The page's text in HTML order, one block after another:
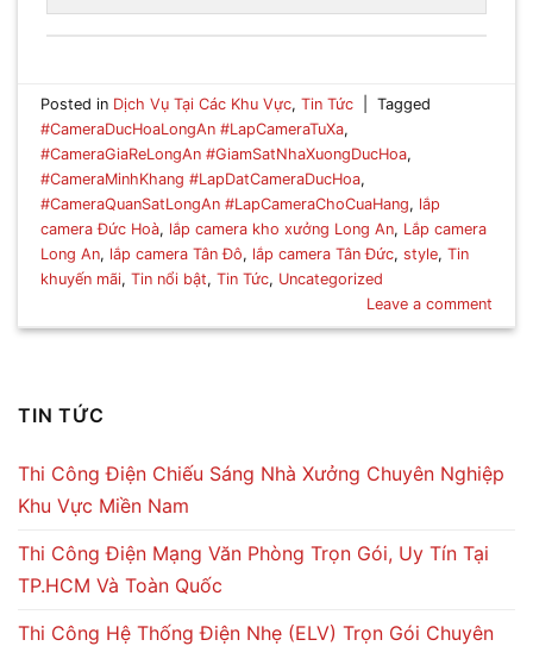
Posted in Dịch Vụ Tại Các Khu Vực,Tin Tức
Tagged
#CameraDucHoaLongAn #LapCameraTuXa,
#CameraGiaReLongAn #GiamSatNhaXuongDucHoa,
#CameraMinhKhang #LapDatCameraDucHoa,
#CameraQuanSatLongAn #LapCameraChoCuaHang, lắp
camera Đức Hoà, lắp camera kho xưởng Long An, Lắp camera
Long An, lắp camera Tân Đô, lắp camera Tân Đức,style,Tin
khuyến mãi,Tin nổi bật,Tin Tức, Uncategorized
Leave a comment
TIN TỨC
Thi Công Điện Chiếu Sáng Nhà Xưởng Chuyên Nghiệp
Khu Vực Miền Nam
Thi Công Điện Mạng Văn Phòng Trọn Gói, Uy Tín Tại
TP.HCM Và Toàn Quốc
Thi Công Hệ Thống Điện Nhẹ (ELV) Trọn Gói Chuyên